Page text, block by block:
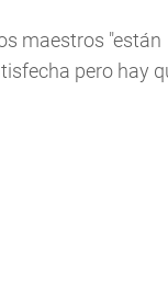
maestros "están
pero hay